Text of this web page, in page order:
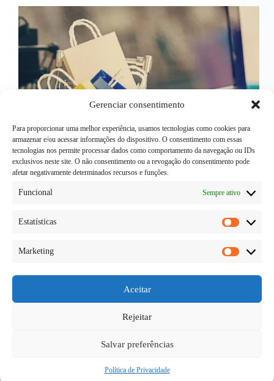
Gerenciar consentimento
Para proporcionar uma melhor experiência, usamos tecnologias como cookies para
armazenar e/ou acessar informações do dispositivo. O consentimento com essas
tecnologias nos permite processar dados como comportamento da navegação ou IDs
exclusivos neste site. O não consentimento ou a revogação do consentimento pode
afetar negativamente determinados recursos e funções.
Funcional Sempre ativo
Estatísticas
Marketing
Aceitar
Rejeitar
Salvar preferências
Política de Privacidade
Um site de vendas pode ser o diferencial para você
que passe confiança para os consumidores,
possibilitando que as suas vendas aumentas
06/06/2026
Copyright © 2026 - todos os direitos reservados.